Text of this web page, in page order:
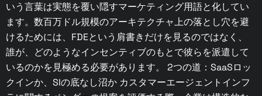
いう言葉は実態を覆い隠すマーケティング用語と化してい
ます。数百万ドル規模のアーキテクチャ上の落とし穴を避
けるためには、FDEという肩書きだけを見るのではなく、
誰が、どのようなインセンティブのもとで彼らを派遣して
いるのかを見極める必要があります。 2つの道：SaaSロッ
クインか、SIの底なし沼か カスタマーエージェントインフ